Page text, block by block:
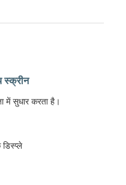
स्क्रीन
में सुधार करता है।
डिस्प्ले